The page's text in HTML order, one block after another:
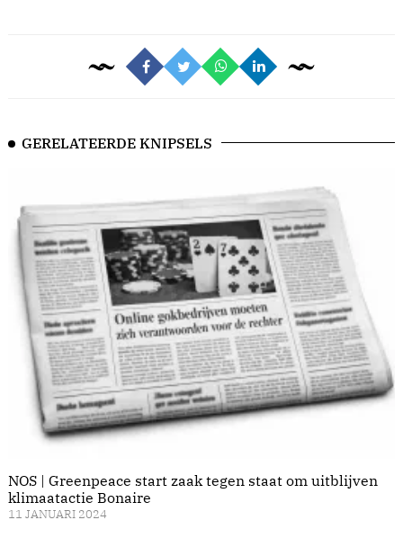
GERELATEERDE KNIPSELS
NOS | Greenpeace start zaak tegen staat om uitblijven
klimaatactie Bonaire
11 JANUARI 2024